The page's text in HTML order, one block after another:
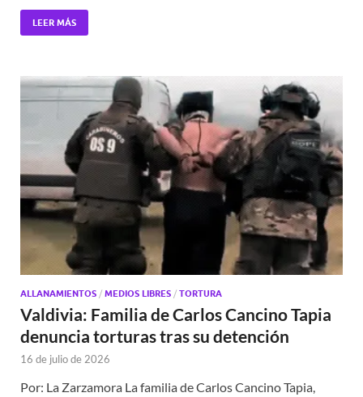
LEER MÁS
ALLANAMIENTOS / MEDIOS LIBRES / TORTURA
Valdivia: Familia de Carlos Cancino Tapia
denuncia torturas tras su detención
16 de julio de 2026
Por: La Zarzamora La familia de Carlos Cancino Tapia,